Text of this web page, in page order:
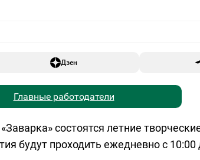
Дзен
Главные работодатели
состоятся летние
будут проходить ежедневно с 10:00